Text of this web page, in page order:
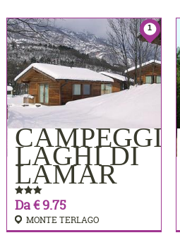
1
LAGHI DI
LAMAR
Da € 9.75
MONTE TERLAGO
PRENOTA